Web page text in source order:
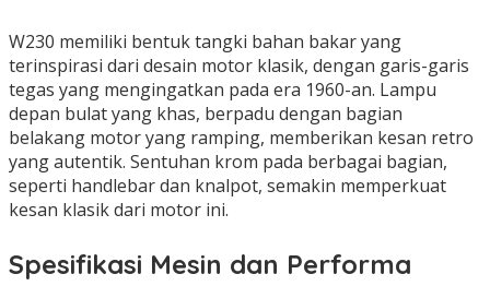
W230 memiliki bentuk tangki bahan bakar yang
terinspirasi dari desain motor klasik, dengan garis-garis
tegas yang mengingatkan pada era 1960-an. Lampu
depan bulat yang khas, berpadu dengan bagian
belakang motor yang ramping, memberikan kesan retro
yang autentik. Sentuhan krom pada berbagai bagian,
seperti handlebar dan knalpot, semakin memperkuat
kesan klasik dari motor ini.
Spesifikasi Mesin dan Performa